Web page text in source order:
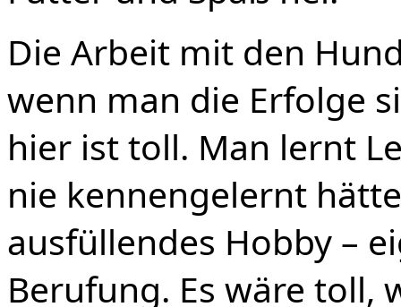
Die Arbeit mit den
wenn man die Erfolge
hier ist toll. Man lernt
nie kennengelernt
ausfüllendes Hobby –
Berufung. Es wäre toll,